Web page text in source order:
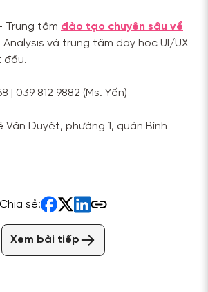
Trung tâm đào tạo chuyên sâu về
Analysis và trung tâm dạy học UI/UX
đầu.
| 039 812 9882 (Ms. Yến)
Văn Duyệt, phường 1, quận Bình
Chia sẻ:
Xem bài tiếp